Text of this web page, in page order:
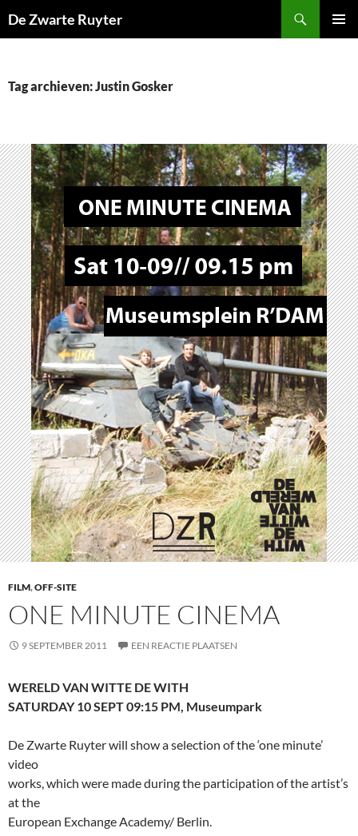
naar
De Zwarte Ruyter
Tag archieven: Justin Gosker
FILM,OFF-SITE
ONE MINUTE CINEMA
9 SEPTEMBER 2011 EEN REACTIE PLAATSEN
WERELD VAN WITTE DE WITH
SATURDAY 10 SEPT 09:15 PM, Museumpark
De Zwarte Ruyter will show a selection of the ‘one minute’
video
works, which were made during the participation of the artist’s
at the
European Exchange Academy/ Berlin.